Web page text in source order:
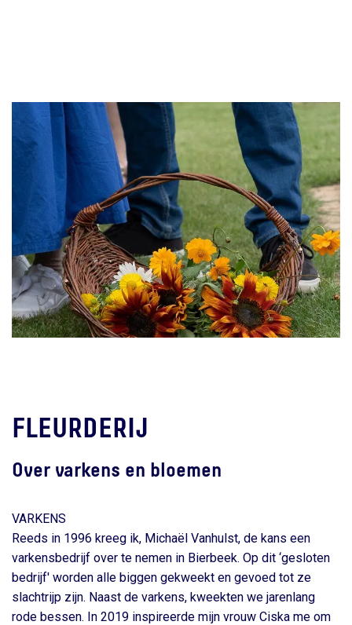
FLEURDERIJ
Over varkens en bloemen
VARKENS
Reeds in 1996 kreeg ik, Michaël Vanhulst, de kans een
varkensbedrijf over te nemen in Bierbeek. Op dit ‘gesloten
bedrijf' worden alle biggen gekweekt en gevoed tot ze
slachtrijp zijn. Naast de varkens, kweekten we jarenlang
rode bessen. In 2019 inspireerde mijn vrouw Ciska me om